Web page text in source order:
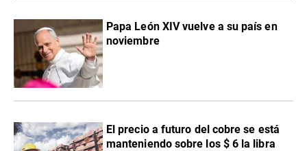
Papa León XIV vuelve a su país en
noviembre
El precio a futuro del cobre se está
manteniendo sobre los $ 6 la libra